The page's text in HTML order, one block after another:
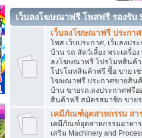
เว็บลงโฆษณาฟรี โพสฟรี รองรับ
เว็บลงโฆษณาฟรี ประกา
โพส เว็บประกาศ, เว็บลงป
บ้าน รถ สัตว์เลี้ยง พระเครื่อ
ลงโฆษณาฟรี โปรโมทสินค้า
โปรโมทสินค้าฟรี ซื้อ ขาย เ
โฆษณาฟรี ประกาศขายสินค้
บ้าน ขายรถ.ลงประกาศฟรี
สินค้าฟรี สมัครสมาชิก ขาย
เคมีภัณฑ์อุตสาหกรรม สา
เคมีภัณฑ์อุตสาหกรรมอาหาร
เสริม Machinery and